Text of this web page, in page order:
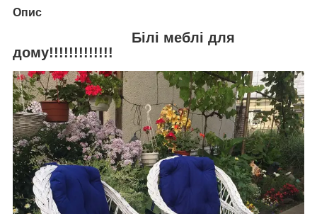
Опис
Білі меблі для
дому!!!!!!!!!!!!!